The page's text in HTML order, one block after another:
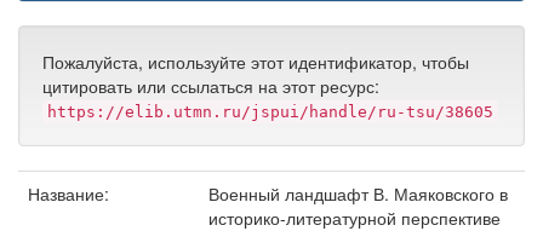
Пожалуйста, используйте этот идентификатор, чтобы
цитировать или ссылаться на этот ресурс:
https://elib.utmn.ru/jspui/handle/ru-tsu/38605
Название:
Военный ландшафт В. Маяковского в
историко-литературной перспективе